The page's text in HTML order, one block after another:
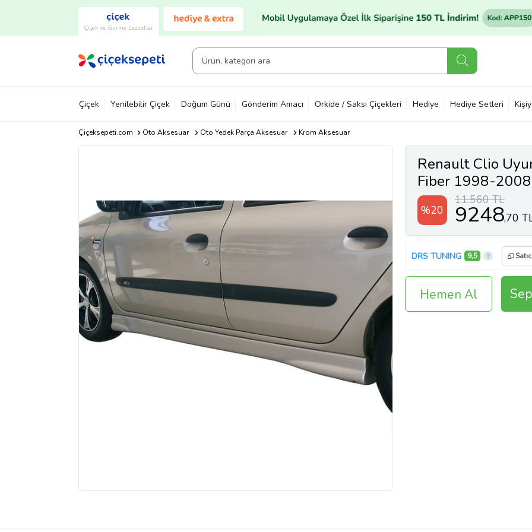
Çiçek ve Gurme Lezzetler
Çiçek Yenilebilir Çiçek Doğum Günü Gönderim Amacı Orkide / Saksı Çiçekleri Hediye Hediye Setleri
Çiçeksepeti.com Oto Aksesuar Oto Yedek Parça Aksesuar Krom Aksesuar
Renault Clio
Fiber 1998-2008
%20
11.560 TL
9248,70
DRS TUNING 9,5
Hemen Al